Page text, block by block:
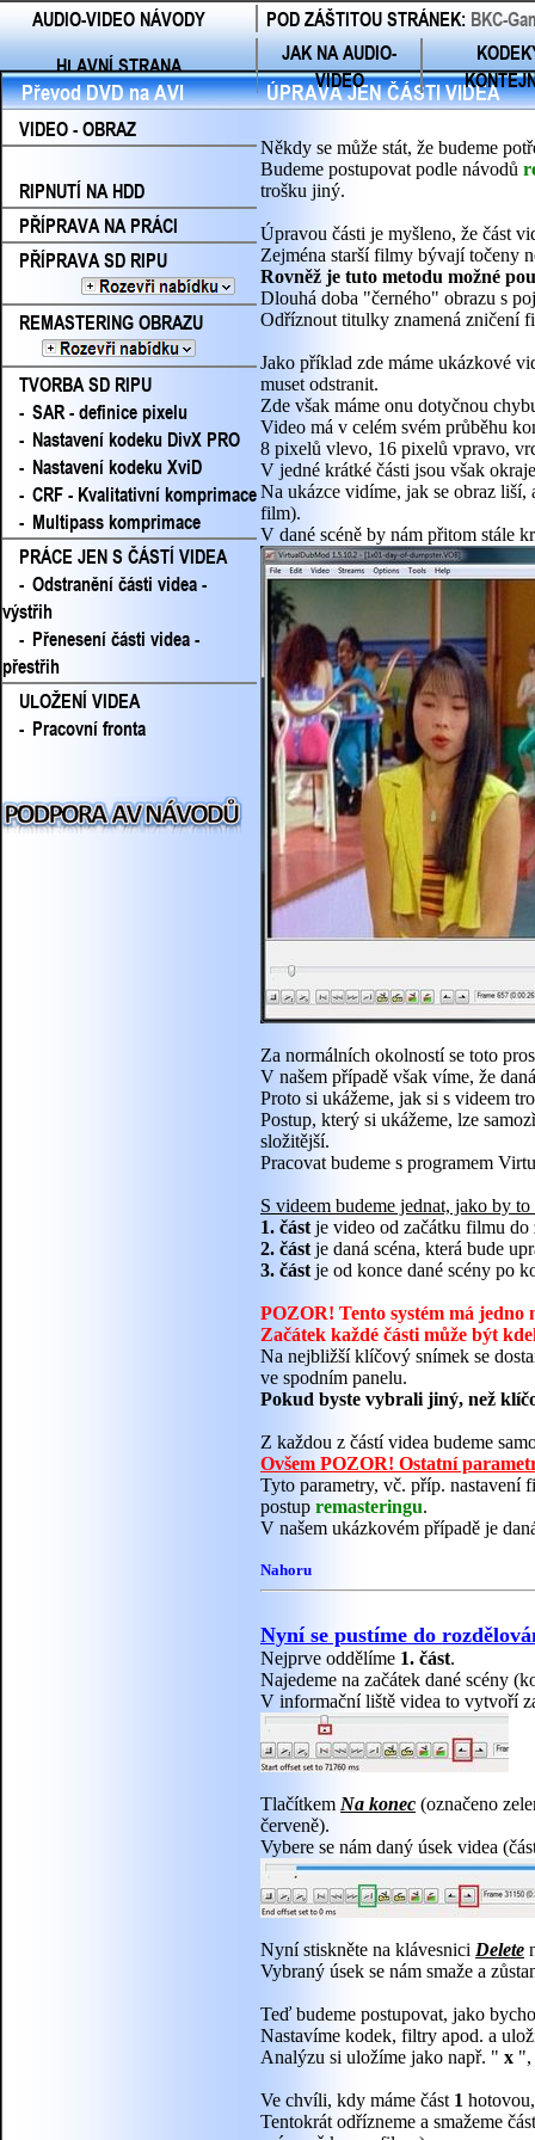
AUDIO-VIDEO NÁVODY POD ZÁŠTITOU STRÁNEK:BKC-
HLAVNÍ STRANA
JAK NA AUDIO-
VIDEO
Převod DVD na AVI
VIDEO - OBRAZ
RIPNUTÍ NA HDD
PŘÍPRAVA NA PRÁCI
PŘÍPRAVA SD RIPU
REMASTERING OBRAZU
TVORBA SD RIPU
- SAR - definice pixelu
- Nastavení kodeku DivX PRO
- Nastavení kodeku XviD
- CRF - Kvalitativní komprimace
- Multipass komprimace
PRÁCE JEN S ČÁSTÍ VIDEA
- Odstranění části videa -
výstřih
- Přenesení části videa -
přestřih
ULOŽENÍ VIDEA
- Pracovní fronta
ÚPRAVA JEN ČÁSTI VIDEA
Někdy se může stát, že budeme
Budeme postupovat podle návodů
trošku jiný.
Úpravou části je myšleno, že část
Zejména starší filmy bývají točeny
Rovněž je tuto metodu možné
Dlouhá doba "černého" obrazu s
Odříznout titulky znamená zničení
Jako příklad zde máme ukázkové
muset odstranit.
Zde však máme onu dotyčnou
Video má v celém svém průběhu
8 pixelů vlevo, 16 pixelů vpravo,
V jedné krátké části jsou však
Na ukázce vidíme, jak se obraz liší,
film).
V dané scéně by nám přitom stále
Za normálních okolností se toto
V našem případě však víme, že
Proto si ukážeme, jak si s videem
Postup, který si ukážeme, lze
složitější.
Pracovat budeme s programem
S videem budeme jednat, jako by
1. část je video od začátku filmu do
2. část je daná scéna, která bude
3. část je od konce dané scény po
POZOR! Tento systém má jedno
Začátek každé části může být
Na nejbližší klíčový snímek se
ve spodním panelu.
Pokud byste vybrali jiný, než
Z každou z částí videa budeme
Ovšem POZOR! Ostatní
Tyto parametry, vč. příp. nastavení
postup remasteringu.
V našem ukázkovém případě je
Nahoru
Nyní se pustíme do
Nejprve oddělíme 1. část.
Najedeme na začátek dané scény
V informační liště videa to vytvoří
Tlačítkem Na konec (označeno
červeně).
Vybere se nám daný úsek videa
Nyní stiskněte na klávesnici Delete
Vybraný úsek se nám smaže a
Teď budeme postupovat, jako
Nastavíme kodek, filtry apod. a
Analýzu si uložíme jako např. " x ",
Ve chvíli, kdy máme část 1
Tentokrát odřízneme a smažeme